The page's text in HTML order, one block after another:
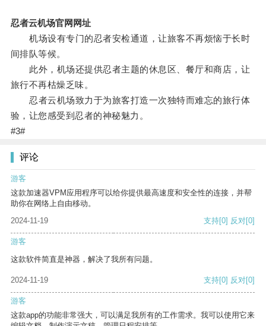
忍者云机场官网网址
机场设有专门的忍者安检通道，让旅客不再烦恼于长时
间排队等候。
此外，机场还提供忍者主题的休息区、餐厅和商店，让
旅行不再枯燥乏味。
忍者云机场致力于为旅客打造一次独特而难忘的旅行体
验，让您感受到忍者的神秘魅力。
#3#
评论
游客
这款加速器VPM应用程序可以给你提供最高速度和安全性的连接，并帮
助你在网络上自由移动。
2024-11-19
支持[0] 反对[0]
游客
这款软件简直是神器，解决了我所有问题。
2024-11-19 支持[0] 反对[0]
游客
这款app的功能非常强大，可以满足我所有的工作需求。我可以使用它来